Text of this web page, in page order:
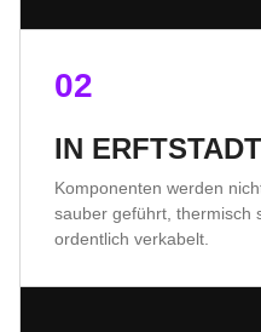
02
IN
Komponenten werden
sauber geführt, thermisch
ordentlich verkabelt.